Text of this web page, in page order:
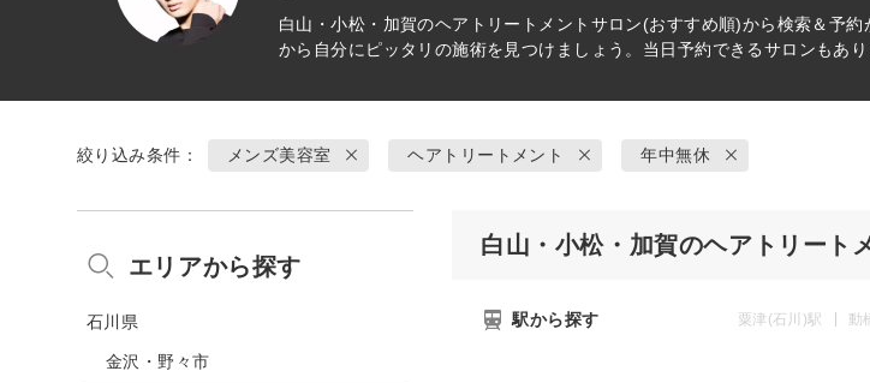
白山・小松・加賀のヘアトリートメント サロン(おすすめ順)から検索＆予
から自分にピッタリの施術を見つけましょう。当日予約できるサロンもあり
絞り込み条件： メンズ美容室 ヘアトリートメント 年中無休
白山・小松・加賀のヘアトリート
駅から探す 粟津(石川)駅 動
エリアから探す
石川県
金沢・野々市